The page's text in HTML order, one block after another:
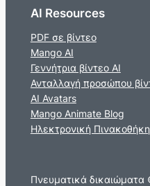
AI Resources
PDF σε βίντεο
Mango AI
Γεννήτρια βίντεο AI
Ανταλλαγή προσώπου
AI Avatars
Mango Animate Blog
Ηλεκτρονική Πινακοθήκη
Πνευματικά